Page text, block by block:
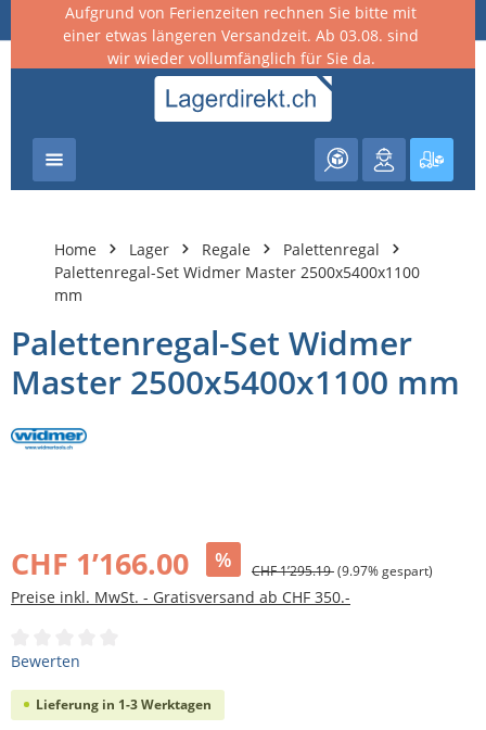
springen
Aufgrund von Ferienzeiten rechnen Sie bitte mit
einer etwas längeren Versandzeit. Ab 03.08. sind
wir wieder vollumfänglich für Sie da.
Home Lager Regale
Palettenregal
Palettenregal-Set Widmer Master 2500x5400x1100
mm
Palettenregal-Set Widmer
Master 2500x5400x1100 mm
CHF 1’166.00 % CHF 1’295.19(9.97% gespart)
Preise inkl. MwSt. - Gratisversand ab CHF 350.-
Durchschnittliche Bewertung von 0 von 5 Sternen
Bewerten
Lieferung in 1-3 Werktagen